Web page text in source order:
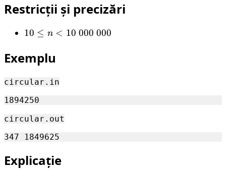
Restricții și precizări
10
n <
\
\
000
10 ≤ n < 10 000 000
Exemplu
circular.in
circular.out
Explicație